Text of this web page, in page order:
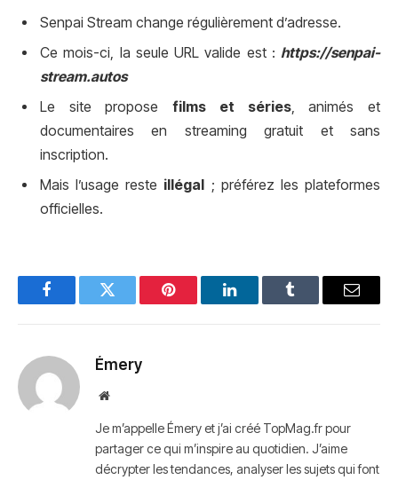
Senpai Stream change régulièrement d’adresse.
Ce mois-ci, la seule URL valide est : https://senpai-
stream.autos
Le site proposefilms et séries, animés et
documentaires en streaming gratuit et sans
inscription.
Mais l’usage reste illégal ; préférez les plateformes
officielles.
FacebookTwitter Pinterest LinkedInTumblr Email
Émery
Website
Je m’appelle Émery et j’ai créé TopMag.fr pour
partager ce qui m’inspire au quotidien. J’aime
décrypter les tendances, analyser les sujets qui font